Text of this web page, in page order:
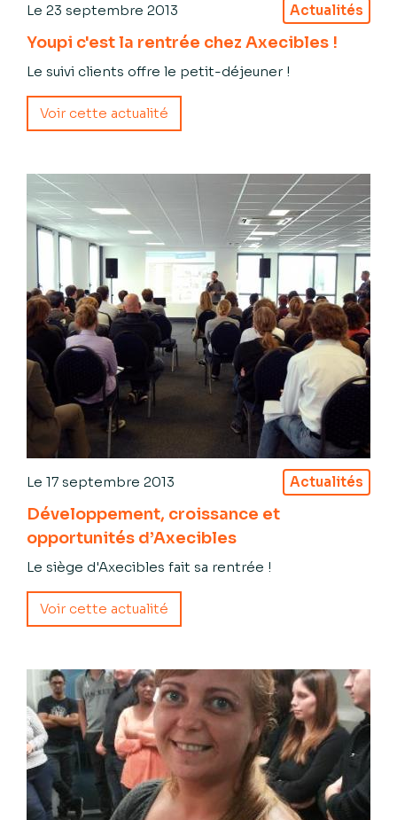
Le 23 septembre 2013 Actualités
Youpi c'est la rentrée chez Axecibles !
Le suivi clients offre le petit-déjeuner !
Voir cette actualité
Le 17 septembre 2013 Actualités
Développement, croissance et
opportunités d’Axecibles
Le siège d'Axecibles fait sa rentrée !
Voir cette actualité